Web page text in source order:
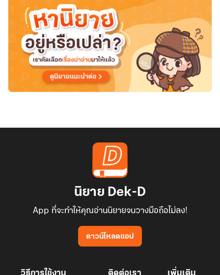
นิยาย Dek-D
App ที่จะทำให้คุณอ่านนิยายจนวางมือถือไม่ลง!
ดาวน์โหลดแอป